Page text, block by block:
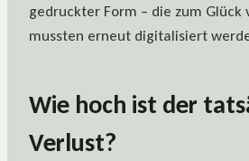
gedruckter Form – die zum Glück
mussten erneut digitalisiert
Wie hoch ist der
Verlust?